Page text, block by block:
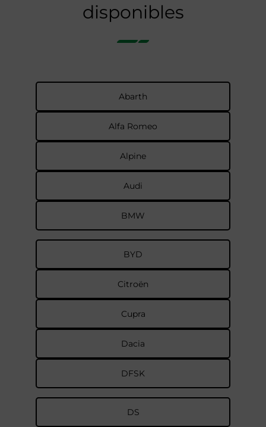
disponibles
Abarth
Alfa Romeo
Alpine
Audi
BMW
BYD
Citroën
Cupra
Dacia
DFSK
DS